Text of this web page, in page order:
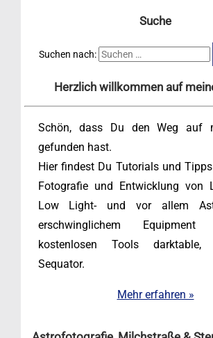
Suche
Suchen nach:
Herzlich willkommen auf
Schön, dass Du den Weg auf
gefunden hast.
Hier findest Du Tutorials und
Fotografie und Entwicklung von
Low Light- und vor allem
erschwinglichem
kostenlosen Tools
Sequator.
Mehr erfahren »